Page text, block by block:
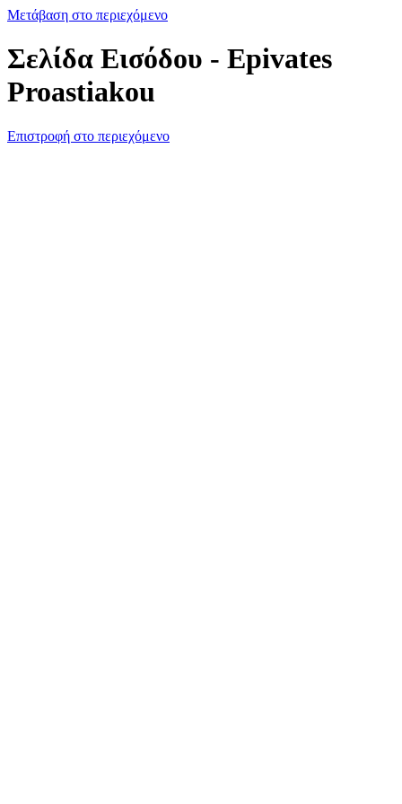
Μετάβαση στο περιεχόμενο
Σελίδα Εισόδου - Epivates
Proastiakou
Επιστροφή στο περιεχόμενο